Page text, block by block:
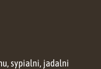
sypialni, jadalni